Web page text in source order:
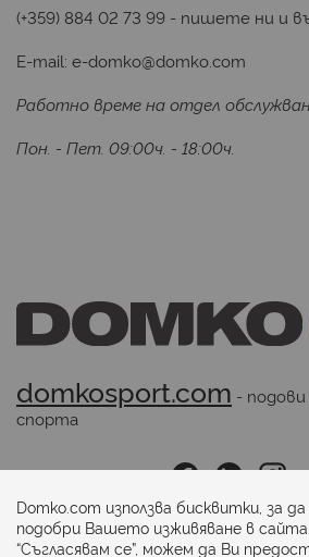
(+359) 884 02 73 99 - пишете ни и
E-mail: e-domko@domko.com
Работно време на отдел
Пон. - Пет. 09:00ч. - 18:00ч.
domkosport.com -
спорта
Последвайте ни:
Domko.com използва бисквитки, за
подобри Вашето изживяване в
“Съгласявам се”, можем да Ви